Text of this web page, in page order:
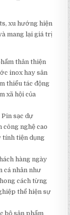
xu hướng hiện
mang lại giá trị
thân thiện
inox hay sản
thiểu tác động
xã hội của
Pin sạc dự
công nghệ cao
tính tiện dụng
hàng ngày
cá nhân như
cách từng
thể hiện sự
bộ sản phẩm